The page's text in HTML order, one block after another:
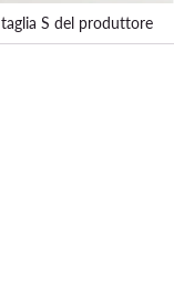
S del produttore